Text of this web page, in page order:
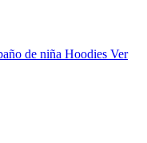
de niña Hoodies Ver